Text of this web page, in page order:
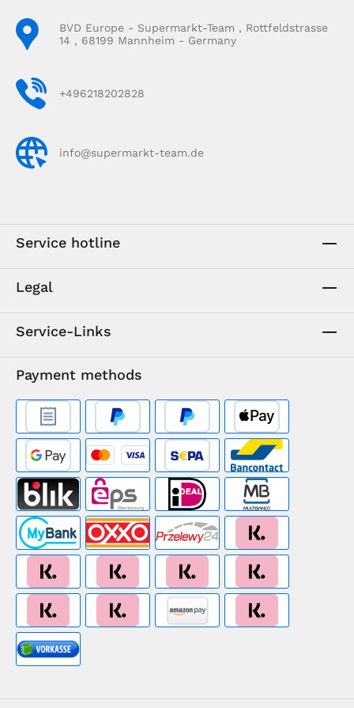
BVD Europe - Supermarkt-Team , Rottfeldstrasse
14 , 68199 Mannheim - Germany
+496218202828
info@supermarkt-team.de
Service hotline
Legal
Service-Links
Payment methods